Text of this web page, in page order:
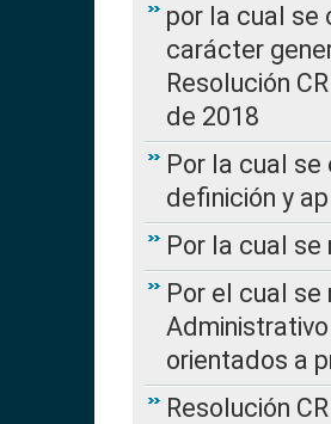
por la cual se
carácter
Resolución
de 2018
Por la cual
definición y
Por la cual
Por el cual
orientados a
Resolución